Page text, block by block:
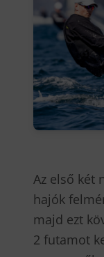
Az első két
hajók
majd ezt
2 futamot